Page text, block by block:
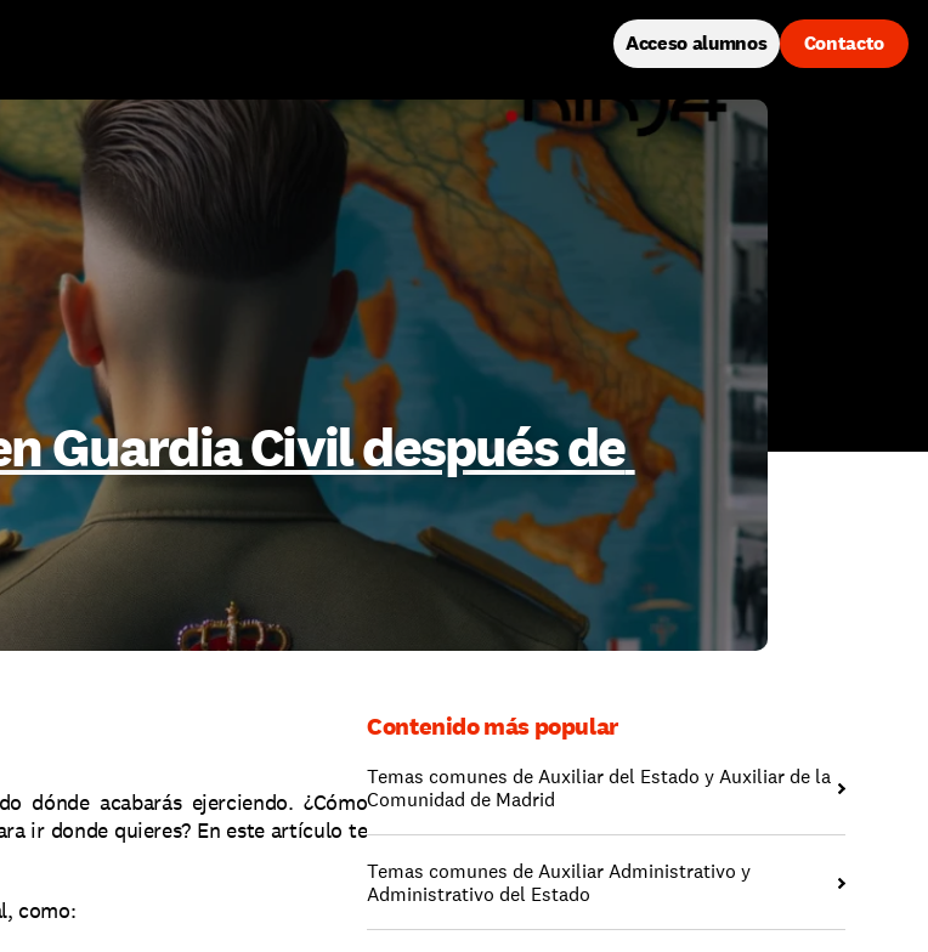
Acceso alumnos Contacto
Guardia Civil después de
dónde acabarás ejerciendo. ¿Cómo
ir donde quieres? En este artículo te
como:
Contenido más popular
Temas comunes de Auxiliar del Estado y Auxiliar de la
Comunidad de Madrid
Temas comunes de Auxiliar Administrativo y
Administrativo del Estado